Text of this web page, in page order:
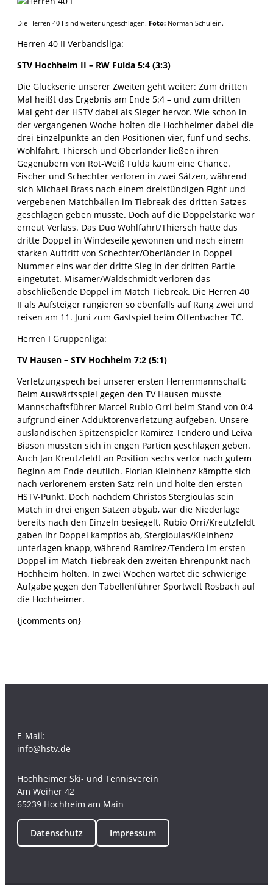
Die Herren 40 I sind weiter ungeschlagen. Foto: Norman Schülein.
Herren 40 II Verbandsliga:
STV Hochheim II – RW Fulda 5:4 (3:3)
Die Glückserie unserer Zweiten geht weiter: Zum dritten
Mal heißt das Ergebnis am Ende 5:4 – und zum dritten
Mal geht der HSTV dabei als Sieger hervor. Wie schon in
der vergangenen Woche holten die Hochheimer dabei die
drei Einzelpunkte an den Positionen vier, fünf und sechs.
Wohlfahrt, Thiersch und Oberländer ließen ihren
Gegenübern von Rot-Weiß Fulda kaum eine Chance.
Fischer und Schechter verloren in zwei Sätzen, während
sich Michael Brass nach einem dreistündigen Fight und
vergebenen Matchbällen im Tiebreak des dritten Satzes
geschlagen geben musste. Doch auf die Doppelstärke war
erneut Verlass. Das Duo Wohlfahrt/Thiersch hatte das
dritte Doppel in Windeseile gewonnen und nach einem
starken Auftritt von Schechter/Oberländer in Doppel
Nummer eins war der dritte Sieg in der dritten Partie
eingetütet. Misamer/Waldschmidt verloren das
abschließende Doppel im Match Tiebreak. Die Herren 40
II als Aufsteiger rangieren so ebenfalls auf Rang zwei und
reisen am 11. Juni zum Gastspiel beim Offenbacher TC.
Herren I Gruppenliga:
TV Hausen – STV Hochheim 7:2 (5:1)
Verletzungspech bei unserer ersten Herrenmannschaft:
Beim Auswärtsspiel gegen den TV Hausen musste
Mannschaftsführer Marcel Rubio Orri beim Stand von 0:4
aufgrund einer Adduktorenverletzung aufgeben. Unsere
ausländischen Spitzenspieler Ramirez Tendero und Leiva
Biason mussten sich in engen Partien geschlagen geben.
Auch Jan Kreutzfeldt an Position sechs verlor nach gutem
Beginn am Ende deutlich. Florian Kleinhenz kämpfte sich
nach verlorenem ersten Satz rein und holte den ersten
HSTV-Punkt. Doch nachdem Christos Stergioulas sein
Match in drei engen Sätzen abgab, war die Niederlage
bereits nach den Einzeln besiegelt. Rubio Orri/Kreutzfeldt
gaben ihr Doppel kampflos ab, Stergioulas/Kleinhenz
unterlagen knapp, während Ramirez/Tendero im ersten
Doppel im Match Tiebreak den zweiten Ehrenpunkt nach
Hochheim holten. In zwei Wochen wartet die schwierige
Aufgabe gegen den Tabellenführer Sportwelt Rosbach auf
die Hochheimer.
{jcomments on}
E-Mail:
info@hstv.de
Hochheimer Ski- und Tennisverein
Am Weiher 42
65239 Hochheim am Main
Datenschutz Impressum